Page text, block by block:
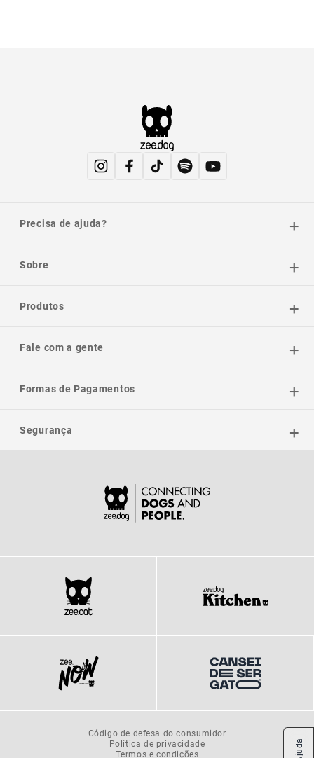
Precisa de ajuda?
Sobre
Produtos
Fale com a gente
Formas de Pagamentos
Segurança
Código de defesa do consumidor
Política de privacidade
Termos e condições
Ajuda